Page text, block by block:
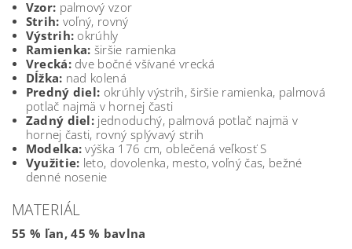
Vzor: palmový vzor
Strih: voľný, rovný
Výstrih: okrúhly
Ramienka: širšie ramienka
Vrecká:dve bočné všívané vrecká
Dĺžka: nad kolená
Predný diel: okrúhly výstrih, širšie ramienka, palmová
potlač najmä v hornej časti
Zadný diel: jednoduchý, palmová potlač najmä v
hornej časti, rovný splývavý strih
Modelka: výška 176 cm, oblečená veľkosť S
Využitie: leto, dovolenka, mesto, voľný čas, bežné
denné nosenie
MATERIÁL
55 % ľan, 45 % bavlna